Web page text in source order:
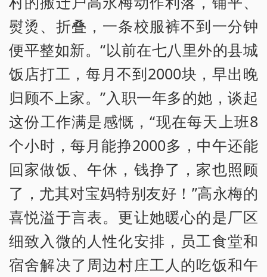
熨烫、折叠，一条校服裤不到一分钟
便平整如新。“以前在七八里外的县城
饭店打工，每月不到2000块，早出晚
归顾不上家。”入职一年多的她，谈起
这份工作满是感慨，“现在每天上班8
个小时，每月能挣2000多，中午还能
回家做饭、午休，钱挣了，家也照顾
了，尤其对宝妈特别友好！”高永梅的
喜悦溢于言表。更让她暖心的是厂区
细致入微的人性化安排，员工食堂和
宿舍解决了周边村庄工人的吃饭和午